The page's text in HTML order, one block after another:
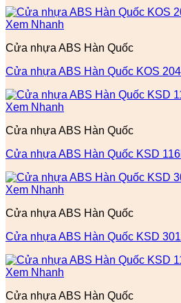
Xem Nhanh
Cửa nhựa ABS Hàn Quốc
Cửa nhựa ABS Hàn Quốc KOS
Xem Nhanh
Cửa nhựa ABS Hàn Quốc
Cửa nhựa ABS Hàn Quốc KSD
Xem Nhanh
Cửa nhựa ABS Hàn Quốc
Cửa nhựa ABS Hàn Quốc KSD
Xem Nhanh
Cửa nhựa ABS Hàn Quốc